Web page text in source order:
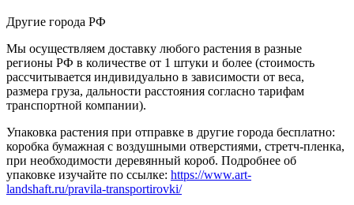
Другие города РФ
Мы осуществляем доставку любого растения в разные
регионы РФ в количестве от 1 штуки и более (стоимость
рассчитывается индивидуально в зависимости от веса,
размера груза, дальности расстояния согласно тарифам
транспортной компании).
Упаковка растения при отправке в другие города бесплатно:
коробка бумажная с воздушными отверстиями, стретч-пленка,
при необходимости деревянный короб. Подробнее об
упаковке изучайте по ссылке: https://www.art-
landshaft.ru/pravila-transportirovki/